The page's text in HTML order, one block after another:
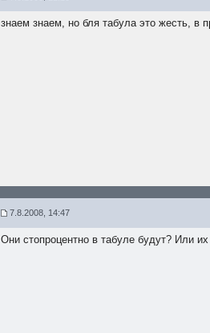
знаем знаем, но бля табула это жесть, в
7.8.2008, 14:47
Они стопроцентно в табуле будут? Или